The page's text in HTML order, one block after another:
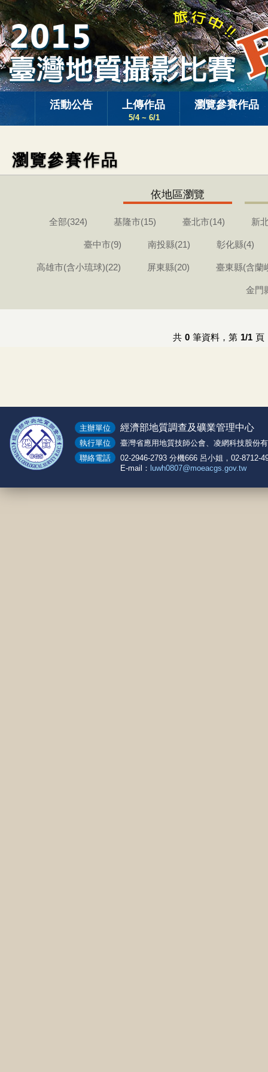
活動公告 上傳作品
5/4 ~ 6/1
瀏覽參賽作品
瀏覽參賽作品
依地區瀏覽
全部(324) 基隆市(15) 臺北市(14) 新
臺中市(9) 南投縣(21) 彰化縣(4)
高雄市(含小琉球)(22) 屏東縣(20) 臺東縣(含蘭
金門
共 0 筆資料，第 1/1 頁
主辦單位 經濟部地質調查及礦業管理中心
執行單位
臺灣省應用地質技師公會、凌網科技股份
聯絡電話
02-2946-2793 分機666 呂小姐，02-8712-
E-mail： luwh0807@moeacgs.gov.tw